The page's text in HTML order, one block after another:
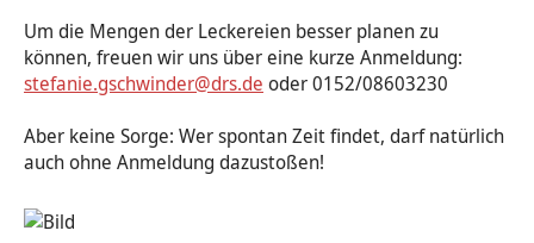
Um die Mengen der Leckereien besser planen zu
können, freuen wir uns über eine kurze Anmeldung:
stefanie.gschwinder@drs.de oder 0152/08603230
Aber keine Sorge: Wer spontan Zeit findet, darf natürlich
auch ohne Anmeldung dazustoßen!